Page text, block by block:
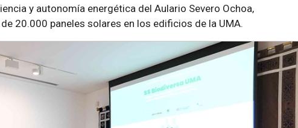
y autonomía energética del Aulario Severo Ochoa,
20.000 paneles solares en los edificios de la UMA.